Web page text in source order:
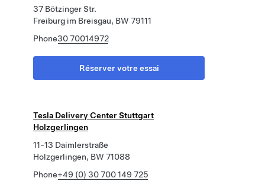
37 Bötzinger Str.
Freiburg im Breisgau, BW 79111
Phone30 70014972
Réserver votre essai
Tesla Delivery Center Stuttgart
Holzgerlingen
11-13 Daimlerstraße
Holzgerlingen, BW 71088
Phone+49 (0) 30 700 149 725